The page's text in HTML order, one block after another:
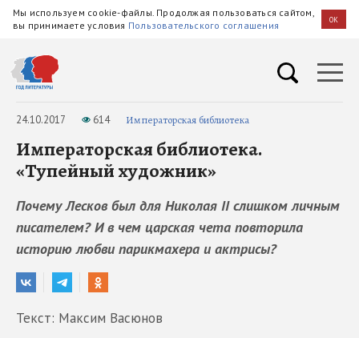
Мы используем cookie-файлы. Продолжая пользоваться сайтом,
вы принимаете условия Пользовательского соглашения OK
24.10.2017 614 Императорская библиотека
Императорская библиотека.
«Тупейный художник»
Почему Лесков был для Николая II слишком личным
писателем? И в чем царская чета повторила
историю любви парикмахера и актрисы?
Текст: Максим Васюнов